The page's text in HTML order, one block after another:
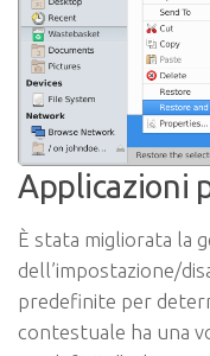
Applicazioni
È stata migliorata la
dell’impostazione/
predefinite per
contestuale ha una